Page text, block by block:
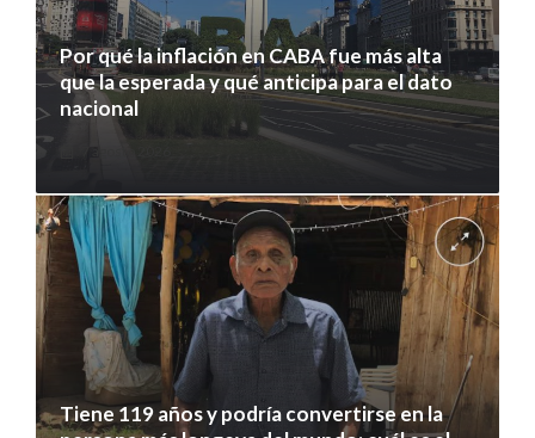
Por qué la inflación en CABA fue más alta
que la esperada y qué anticipa para el dato
nacional
Tiene 119 años y podría convertirse en la